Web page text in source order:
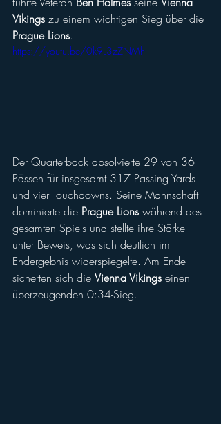
Vikings zu einem wichtigen Sieg über die
Prague Lions.
https://youtu.be/0k9L3zZNMhI
Der Quarterback absolvierte 29 von 36
Pässen für insgesamt 317 Passing Yards
und vier Touchdowns. Seine Mannschaft
dominierte die Prague Lions während des
gesamten Spiels und stellte ihre Stärke
unter Beweis, was sich deutlich im
Endergebnis widerspiegelte. Am Ende
sicherten sich die Vienna Vikings einen
überzeugenden 0:34-Sieg.